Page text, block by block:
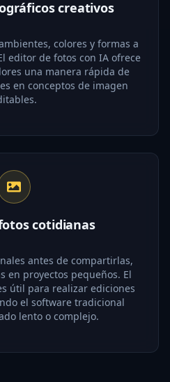
creativos
colores y formas a
editor de fotos con IA ofrece
una manera rápida de
en conceptos de imagen
cotidianas
antes de compartirlas,
en proyectos pequeños. El
útil para realizar ediciones
el software tradicional
lento o complejo.